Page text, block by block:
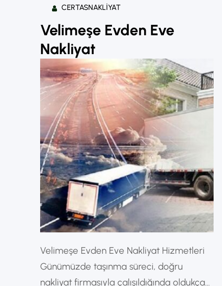
CERTASNAKLIYAT
Velimeşe Evden Eve
Nakliyat
Velimeşe Evden Eve Nakliyat Hizmetleri
Günümüzde taşınma süreci, doğru
nakliyat firmasıyla çalışıldığında oldukça